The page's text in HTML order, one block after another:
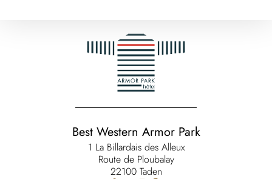
Best Western Armor Park
1 La Billardais des Alleux
Route de Ploubalay
22100 Taden